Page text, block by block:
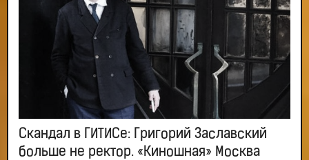
Скандал в ГИТИСе: Григорий Заславский
больше не ректор. «Киношная» Москва